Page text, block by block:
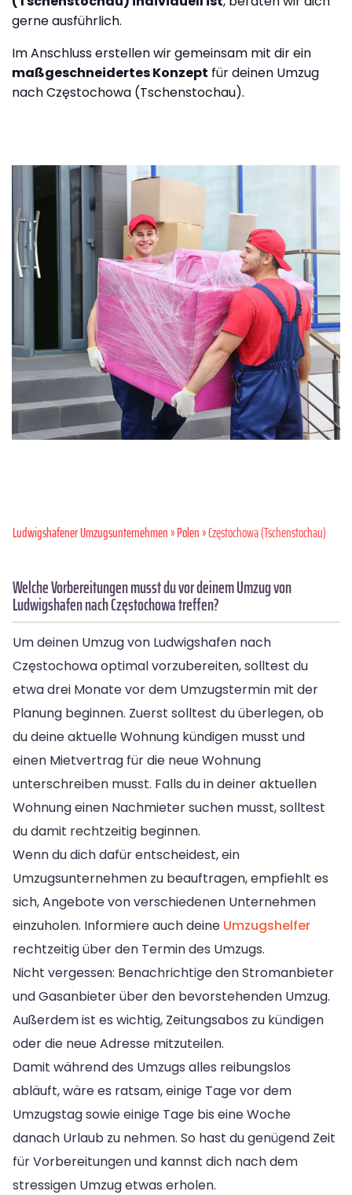
gerne ausführlich.
Im Anschluss erstellen wir gemeinsam mit dir ein
maßgeschneidertes Konzept für deinen Umzug
nach Częstochowa (Tschenstochau).
Ludwigshafener Umzugsunternehmen»Polen» Częstochowa (Tschenstochau)
Welche Vorbereitungen musst du vor deinem Umzug von
Ludwigshafen nach Częstochowa treffen?
Um deinen Umzug von Ludwigshafen nach
Częstochowa optimal vorzubereiten, solltest du
etwa drei Monate vor dem Umzugstermin mit der
Planung beginnen. Zuerst solltest du überlegen, ob
du deine aktuelle Wohnung kündigen musst und
einen Mietvertrag für die neue Wohnung
unterschreiben musst. Falls du in deiner aktuellen
Wohnung einen Nachmieter suchen musst, solltest
du damit rechtzeitig beginnen.
Wenn du dich dafür entscheidest, ein
Umzugsunternehmen zu beauftragen, empfiehlt es
sich, Angebote von verschiedenen Unternehmen
einzuholen. Informiere auch deine Umzugshelfer
rechtzeitig über den Termin des Umzugs.
Nicht vergessen: Benachrichtige den Stromanbieter
und Gasanbieter über den bevorstehenden Umzug.
Außerdem ist es wichtig, Zeitungsabos zu kündigen
oder die neue Adresse mitzuteilen.
Damit während des Umzugs alles reibungslos
abläuft, wäre es ratsam, einige Tage vor dem
Umzugstag sowie einige Tage bis eine Woche
danach Urlaub zu nehmen. So hast du genügend Zeit
für Vorbereitungen und kannst dich nach dem
stressigen Umzug etwas erholen.